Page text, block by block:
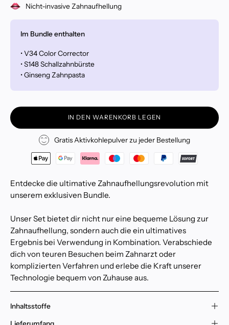
Nicht-invasive Zahnaufhellung
Im Bundle enthalten
• V34 Color Corrector
• S148 Schallzahnbürste
• Ginseng Zahnpasta
IN DEN WARENKORB LEGEN
Gratis Aktivkohlepulver zu jeder Bestellung
Entdecke die ultimative Zahnaufhellungsrevolution mit
unserem exklusiven Bundle.
Unser Set bietet dir nicht nur eine bequeme Lösung zur
Zahnaufhellung, sondern auch die ein ultimatives
Ergebnis bei Verwendung in Kombination. Verabschiede
dich von teuren Besuchen beim Zahnarzt oder
komplizierten Verfahren und erlebe die Kraft unserer
Technologie bequem von Zuhause aus.
Inhaltsstoffe